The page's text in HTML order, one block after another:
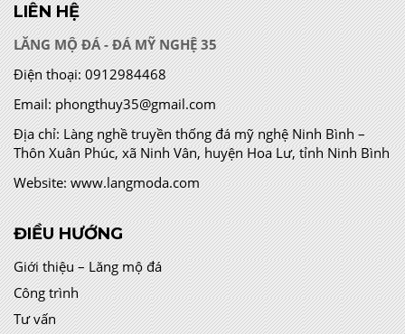
LIÊN HỆ
LĂNG MỘ ĐÁ - ĐÁ MỸ NGHỆ 35
Điện thoại: 0912984468
Email: phongthuy35@gmail.com
Địa chỉ:Làng nghề truyền thống đá mỹ nghệ Ninh Bình –
Thôn Xuân Phúc, xã Ninh Vân, huyện Hoa Lư, tỉnh Ninh Bình
Website: www.langmoda.com
ĐIỀU HƯỚNG
Giới thiệu – Lăng mộ đá
Công trình
Tư vấn